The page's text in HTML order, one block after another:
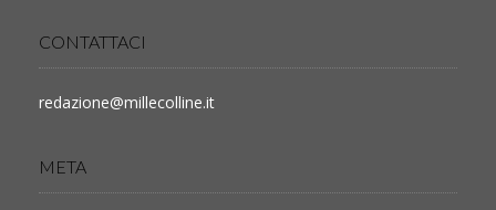
CONTATTACI
redazione@millecolline.it
META